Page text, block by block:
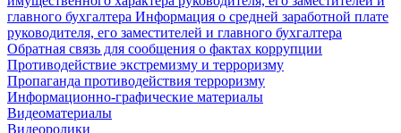
главного бухгалтера Информация о средней заработной плате
руководителя, его заместителей и главного бухгалтера
Обратная связь для сообщения о фактах коррупции
Противодействие экстремизму и терроризму
Пропаганда противодействия терроризму
Информационно-графические материалы
Видеоматериалы
Видеоролики